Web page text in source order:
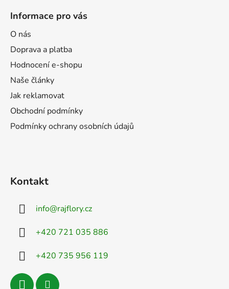
ý
Informace pro vás
O nás
Doprava a platba
Hodnocení e-shopu
Naše články
Jak reklamovat
Obchodní podmínky
Podmínky ochrany osobních údajů
Kontakt
info@rajflory.cz
+420 721 035 886
+420 735 956 119